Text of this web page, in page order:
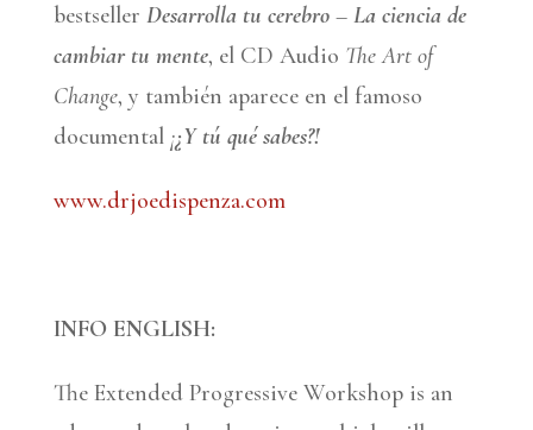
bestseller Desarrolla tu cerebro– La ciencia de
cambiar tu mente, el CD Audio The Art of
Change, y también aparece en el famoso
documental ¡¿Y tú qué sabes?!
www.drjoedispenza.com
INFO ENGLISH:
The Extended Progressive Workshop is an